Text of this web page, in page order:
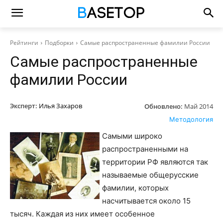
Рейтинги Подборки Самые распространенные фамилии России
Самые распространенные
фамилии России
Эксперт: Илья Захаров Обновлено: Май 2014
Методология
Самыми широко
распространенными на
территории РФ являются так
называемые общерусские
фамилии, которых
насчитывается около 15
тысяч. Каждая из них имеет особенное